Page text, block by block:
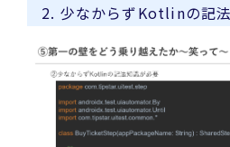
2. 少なからずKotlinの記